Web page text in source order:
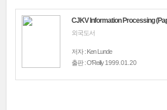
CJKV Information Processing
외국도서
저자 : Ken Lunde
출판 : O'Reilly1999.01.20